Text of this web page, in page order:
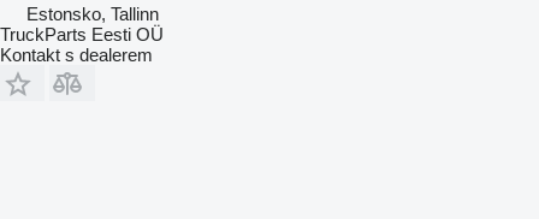
Estonsko, Tallinn
TruckParts Eesti OÜ
Kontakt s dealerem